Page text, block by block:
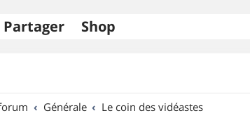
Partager Shop
Générale Le coin des vidéastes